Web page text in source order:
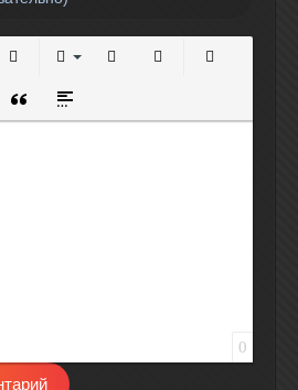
ссылку
скрытого текста
Вставка цитаты
Вставка спойлера
0